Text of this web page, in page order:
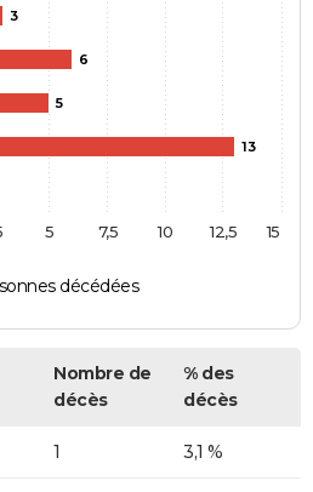
3
6
5
13
décédées
5 7,5 10 12,5 15
Nombre de
décès
% des
décès
1 3,1 %